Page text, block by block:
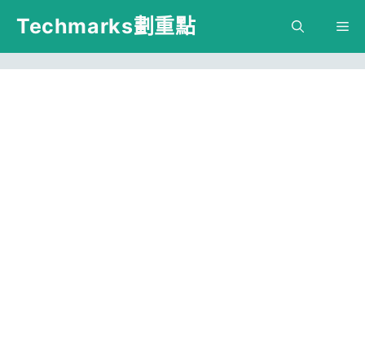
跳
主
Techmarks劃重點